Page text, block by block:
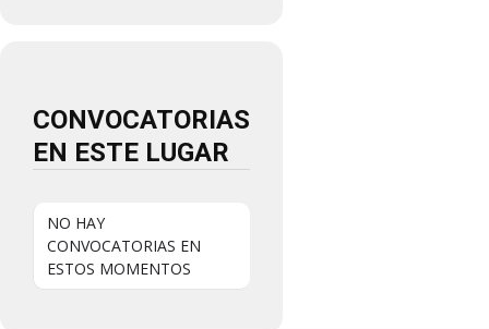
CONVOCATORIAS
EN ESTE LUGAR
NO HAY
CONVOCATORIAS EN
ESTOS MOMENTOS